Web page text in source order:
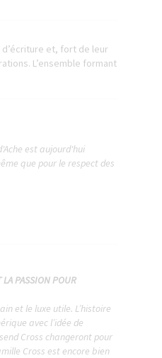
et, fort de leur
L’ensemble formant
est aujourd'hui
que pour le respect des
LA PASSION POUR
et le luxe utile. L’histoire
avec l’idée de
Cross changeront pour
Cross est encore bien